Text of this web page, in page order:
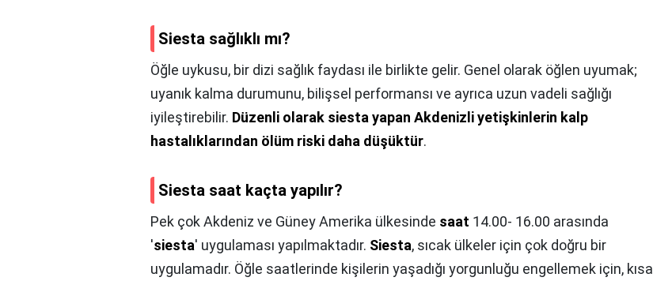
Siesta sağlıklı mı?
Öğle uykusu, bir dizi sağlık faydası ile birlikte gelir. Genel olarak öğlen uyumak;
uyanık kalma durumunu, bilişsel performansı ve ayrıca uzun vadeli sağlığı
iyileştirebilir. Düzenli olarak siesta yapan Akdenizli yetişkinlerin kalp
hastalıklarından ölüm riski daha düşüktür.
Siesta saat kaçta yapılır?
Pek çok Akdeniz ve Güney Amerika ülkesinde saat 14.00- 16.00 arasında
'siesta' uygulaması yapılmaktadır. Siesta, sıcak ülkeler için çok doğru bir
uygulamadır. Öğle saatlerinde kişilerin yaşadığı yorgunluğu engellemek için, kısa